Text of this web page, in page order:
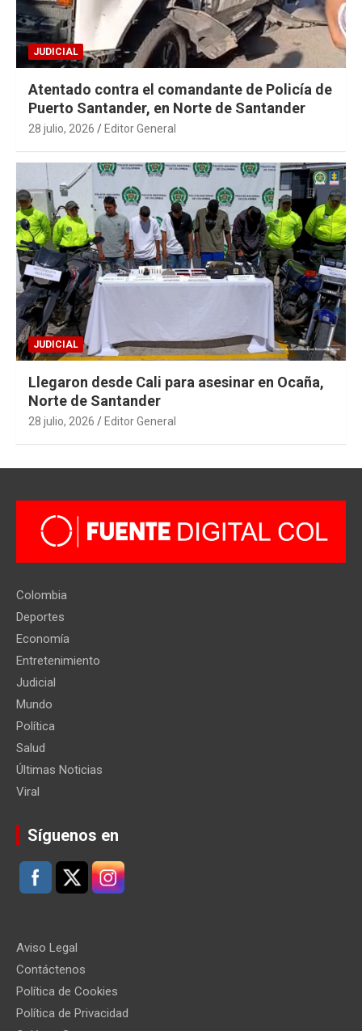
JUDICIAL
Atentado contra el comandante de Policía de
Puerto Santander, en Norte de Santander
28 julio, 2026 Editor General
JUDICIAL
Llegaron desde Cali para asesinar en Ocaña,
Norte de Santander
28 julio, 2026 Editor General
Colombia
Deportes
Economía
Entretenimiento
Judicial
Mundo
Política
Salud
Últimas Noticias
Viral
Síguenos en
Aviso Legal
Contáctenos
Política de Cookies
Política de Privacidad